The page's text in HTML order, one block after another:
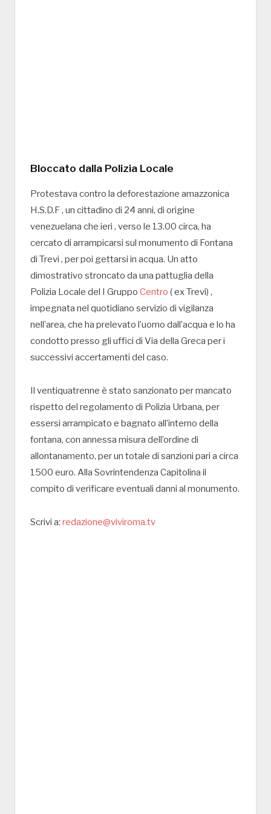
Bloccato dalla Polizia Locale
Protestava contro la deforestazione amazzonica
H.S.D.F , un cittadino di 24 anni, di origine
venezuelana che ieri , verso le 13.00 circa, ha
cercato di arrampicarsi sul monumento di Fontana
di Trevi , per poi gettarsi in acqua. Un atto
dimostrativo stroncato da una pattuglia della
Polizia Locale del I Gruppo Centro ( ex Trevi) ,
impegnata nel quotidiano servizio di vigilanza
nell’area, che ha prelevato l’uomo dall’acqua e lo ha
condotto presso gli uffici di Via della Greca per i
successivi accertamenti del caso.
Il ventiquatrenne è stato sanzionato per mancato
rispetto del regolamento di Polizia Urbana, per
essersi arrampicato e bagnato all’interno della
fontana, con annessa misura dell’ordine di
allontanamento, per un totale di sanzioni pari a circa
1500 euro. Alla Sovrintendenza Capitolina il
compito di verificare eventuali danni al monumento.
Scrivi a: redazione@viviroma.tv